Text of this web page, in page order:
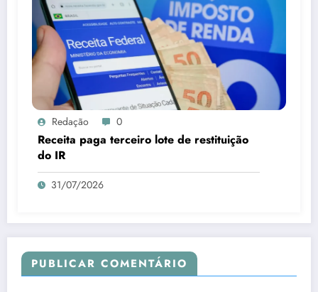
Redação 0
Receita paga terceiro lote de restituição
do IR
31/07/2026
PUBLICAR COMENTÁRIO